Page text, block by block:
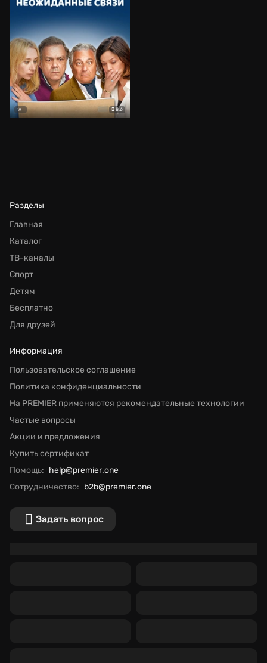
18+ 8.6
Разделы
Главная
Каталог
ТВ-каналы
Спорт
Детям
Бесплатно
Для друзей
Информация
Пользовательское соглашение
Политика конфиденциальности
На PREMIER применяются рекомендательные технологии
Частые вопросы
Акции и предложения
Купить сертификат
Помощь: help@premier.one
Сотрудничество: b2b@premier.one
Задать вопрос